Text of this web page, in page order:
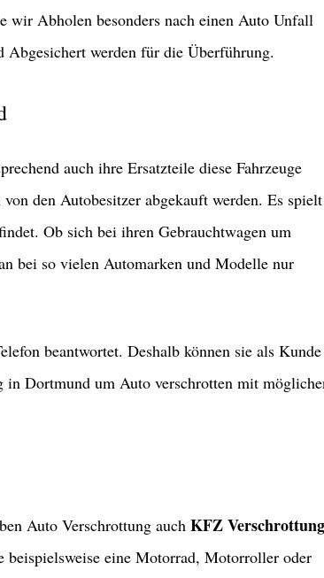
wir Abholen besonders nach einen Auto Unfall
Abgesichert werden für die Überführung.
auch ihre Ersatzteile diese Fahrzeuge
den Autobesitzer abgekauft werden. Es spielt
Ob sich bei ihren Gebrauchtwagen um
bei so vielen Automarken und Modelle nur
beantwortet. Deshalb können sie als Kunde
in Dortmund um Auto verschrotten mit
Auto Verschrottung auch KFZ Verschrottung
eine Motorrad, Motorroller oder